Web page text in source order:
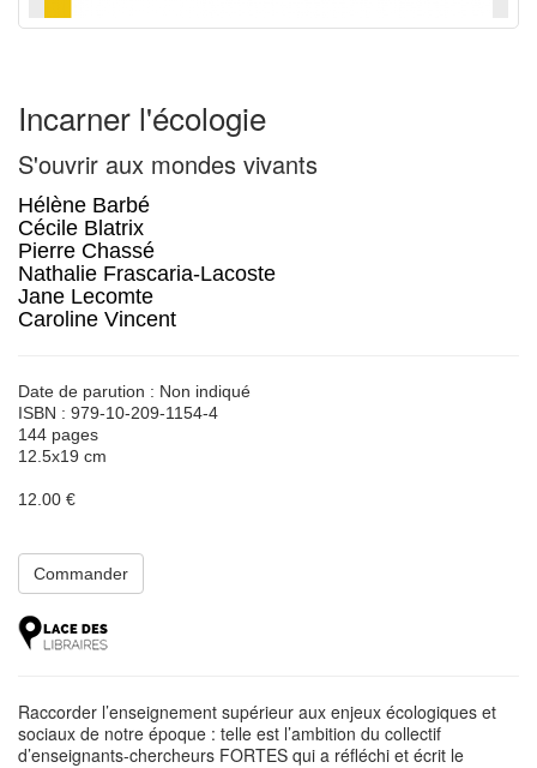
Incarner l'écologie
S'ouvrir aux mondes vivants
Hélène Barbé
Cécile Blatrix
Pierre Chassé
Nathalie Frascaria-Lacoste
Jane Lecomte
Caroline Vincent
Date de parution : Non indiqué
ISBN : 979-10-209-1154-4
144 pages
12.5x19 cm
12.00 €
Commander
Raccorder l’enseignement supérieur aux enjeux écologiques et
sociaux de notre époque : telle est l’ambition du collectif
d’enseignants-chercheurs FORTES qui a réfléchi et écrit le